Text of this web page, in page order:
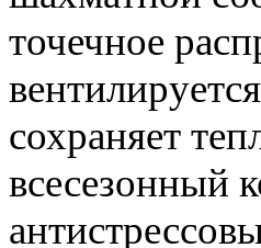
точечное
сохраняет
всесезонный